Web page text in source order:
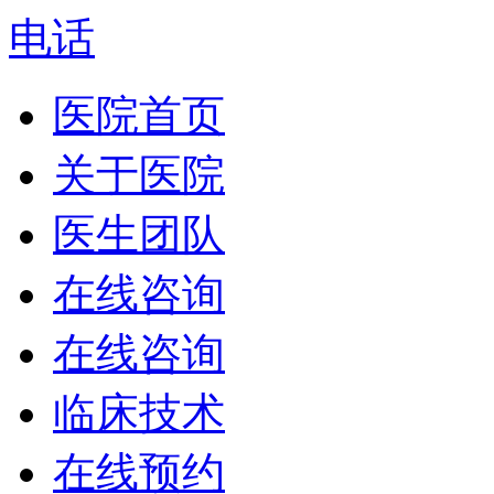
电话
医院首页
关于医院
医生团队
在线咨询
在线咨询
临床技术
在线预约